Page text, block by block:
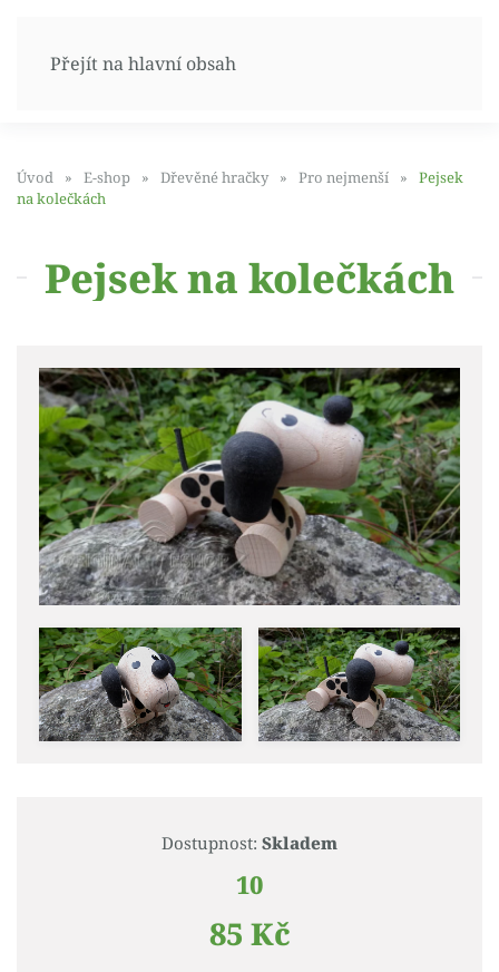
Přejít na hlavní obsah
Úvod E-shop Dřevěné hračky Pro nejmenší
Pejsek
na kolečkách
Pejsek na kolečkách
Dostupnost: Skladem
10
85 Kč